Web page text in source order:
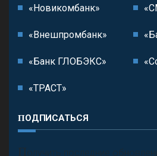
«Новикомбанк»
«Внешпромбанк»
«Банк ГЛОБЭКС»
«ТРАСТ»
ПОДПИСАТЬСЯ
П олучить последние